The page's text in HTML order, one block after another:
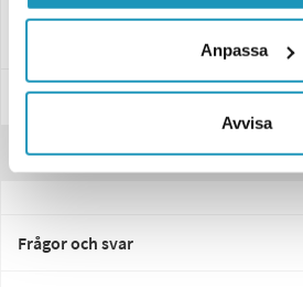
Anpassa
Avvisa
Fungerar i temperaturer från -20°C upp till
Specifikationer
Recensioner
Frågor och svar